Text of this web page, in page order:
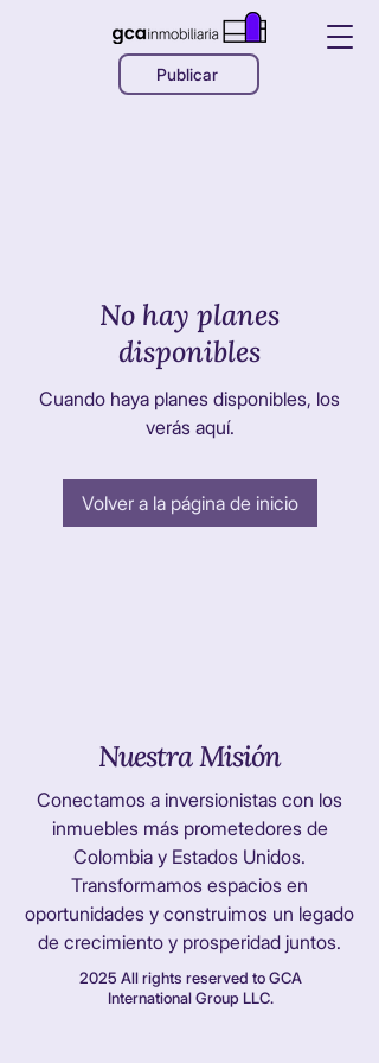
Publicar
No hay planes
disponibles
Cuando haya planes disponibles, los
verás aquí.
Volver a la página de inicio
Nuestra Misión
Conectamos a inversionistas con los
inmuebles más prometedores de
Colombia y Estados Unidos.
Transformamos espacios en
oportunidades y construimos un legado
de crecimiento y prosperidad juntos.
2025 All rights reserved to GCA
International Group LLC.